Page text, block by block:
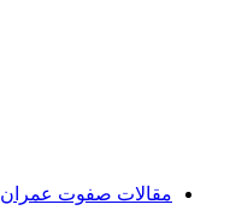
مقالات صفوت عمران